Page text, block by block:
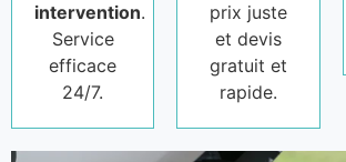
intervention.
Service
efficace
24/7.
prix juste
et devis
gratuit et
rapide.